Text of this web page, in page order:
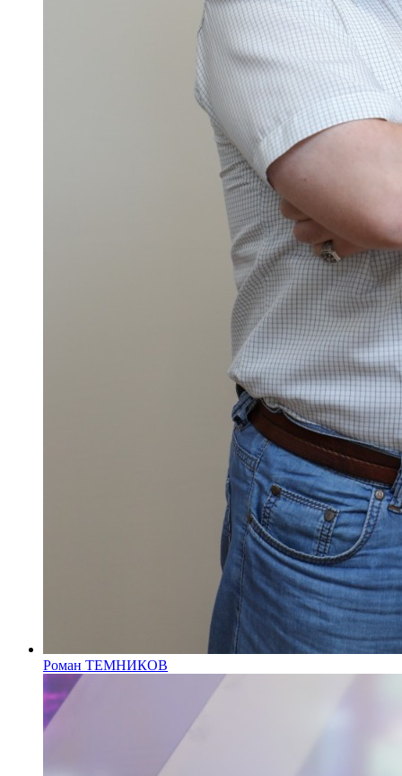
Роман ТЕМНИКОВ